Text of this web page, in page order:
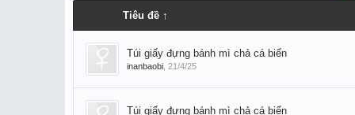
Tiêu đề ↑
Túi giấy đựng bánh mì chả cá biển
inanbaobi 21/4/25
Túi giấy đựng bánh mì chả cá biển